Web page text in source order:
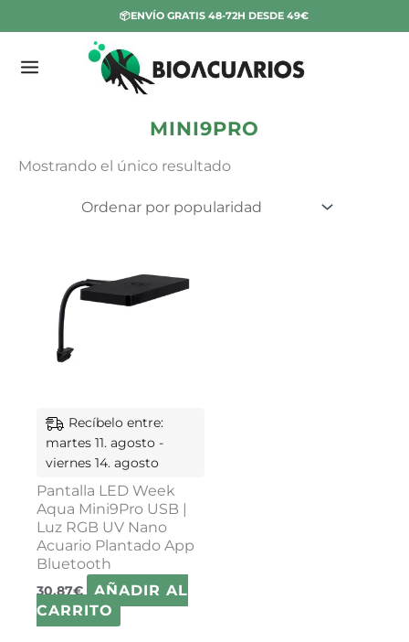
al
📦ENVÍO GRATIS 48-72H DESDE 49€
Inicio Luz Acuario/
Pantallas LED Acuario
Iluminación Week Aqua
MINI9PRO
Mostrando el único resultado
Recíbelo entre:
martes 11. agosto -
viernes 14. agosto
Pantalla LED Week
Aqua Mini9Pro USB |
Luz RGB UV Nano
Acuario Plantado App
Bluetooth
30,87€
AÑADIR AL
CARRITO
E